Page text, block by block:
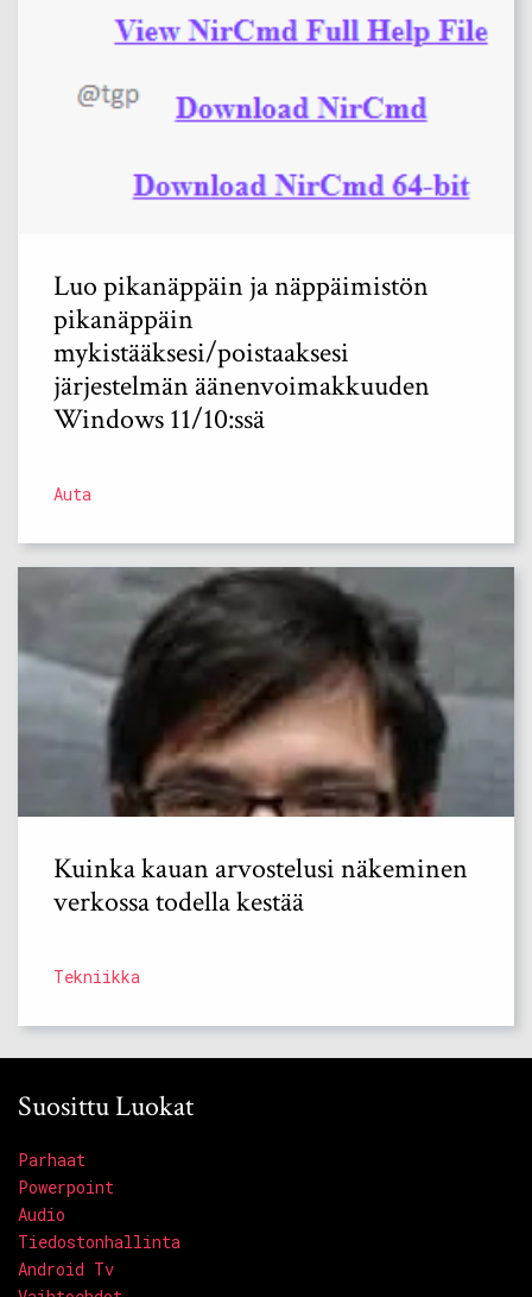
Luo pikanäppäin ja näppäimistön
pikanäppäin
mykistääksesi/poistaaksesi
järjestelmän äänenvoimakkuuden
Windows 11/10:ssä
Auta
Kuinka kauan arvostelusi näkeminen
verkossa todella kestää
Tekniikka
Suosittu Luokat
Parhaat
Powerpoint
Audio
Tiedostonhallinta
Android Tv